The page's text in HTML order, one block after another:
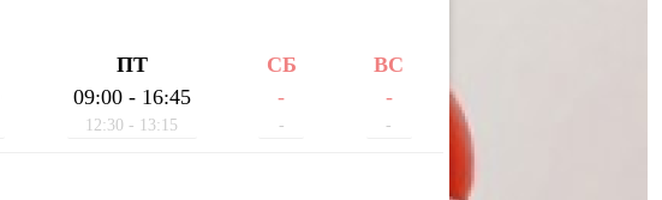
ПТ
09:00 - 16:45
12:30 - 13:15
СБ
-
-
ВС
-
-